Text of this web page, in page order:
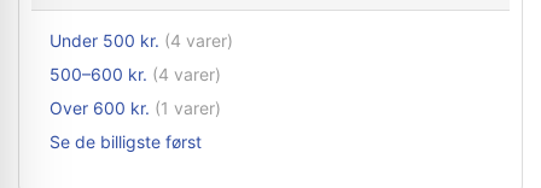
Under 500 kr. (4 varer)
500–600 kr. (4 varer)
Over 600 kr. (1 varer)
Se de billigste først